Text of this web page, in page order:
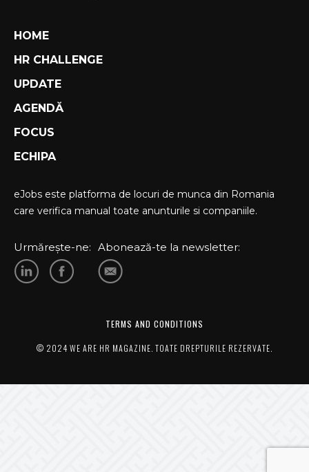
HOME
HR CHALLENGE
UPDATE
AGENDĂ
FOCUS
ECHIPA
eJobs este platforma de locuri de munca din Romania
care verifica manual toate anunturile si companiile.
Urmărește-ne: Abonează-te la newsletter:
TERMS AND CONDITIONS
© 2024 WE ARE HR MAGAZINE. TOATE DREPTURILE REZERVATE.